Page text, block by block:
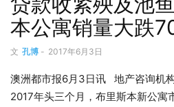
本公寓销量大跌
文 孔博 - 2017年6月3日
澳洲都市报6月3日讯 地产咨询机
2017年头三个月，布里斯本新公寓